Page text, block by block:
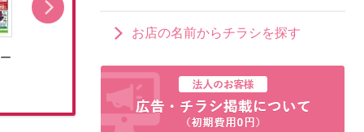
お店の名前からチラシを探す